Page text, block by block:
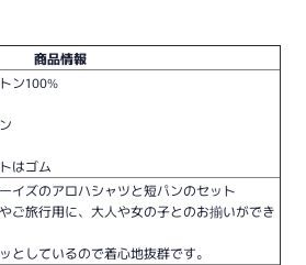
商品情報
ン100%
はゴム
イズのアロハシャツと短パンのセット
ご旅行用に、大人や女の子とのお揃いができ
としているので着心地抜群です。